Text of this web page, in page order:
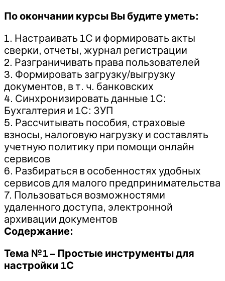
По окончании курсы Вы будите уметь:
1. Настраивать 1С и формировать акты
сверки, отчеты, журнал регистрации
2. Разграничивать права пользователей
3. Формировать загрузку/выгрузку
документов, в т. ч. банковских
4. Синхронизировать данные 1С:
Бухгалтерия и 1С: ЗУП
5. Рассчитывать пособия, страховые
взносы, налоговую нагрузку и составлять
учетную политику при помощи онлайн
сервисов
6. Разбираться в особенностях удобных
сервисов для малого предпринимательства
7. Пользоваться возможностями
удаленного доступа, электронной
архивации документов
Содержание:
Тема №1 – Простые инструменты для
настройки 1С